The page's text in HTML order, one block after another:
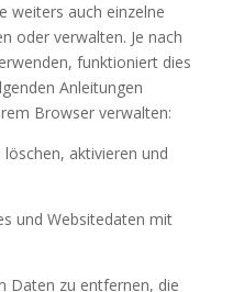
weiters auch einzelne
oder verwalten. Je nach
funktioniert dies
Anleitungen
Browser verwalten:
aktivieren und
und Websitedaten mit
Daten zu entfernen, die